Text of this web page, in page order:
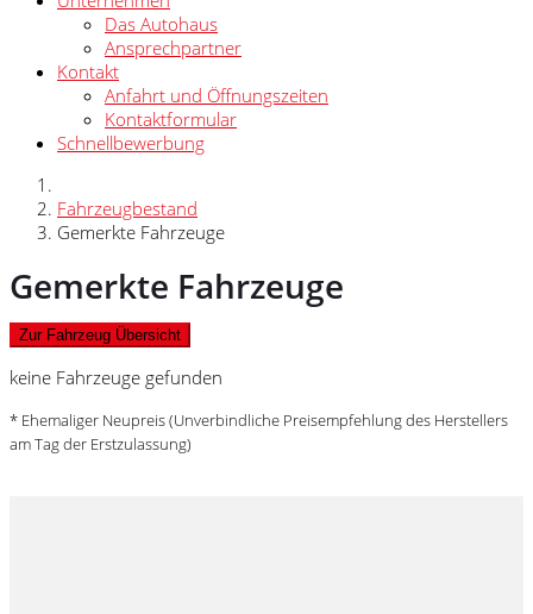
Das Autohaus
Ansprechpartner
Kontakt
Anfahrt und Öffnungszeiten
Kontaktformular
Schnellbewerbung
Fahrzeugbestand
Gemerkte Fahrzeuge
Gemerkte Fahrzeuge
Zur Fahrzeug Übersicht
keine Fahrzeuge gefunden
* Ehemaliger Neupreis (Unverbindliche Preisempfehlung des Herstellers
am Tag der Erstzulassung)